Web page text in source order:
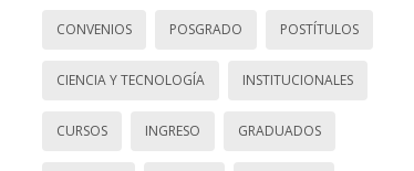
CONVENIOS POSGRADO POSTÍTULOS
CIENCIA Y TECNOLOGÍA INSTITUCIONALES
CURSOS INGRESO GRADUADOS